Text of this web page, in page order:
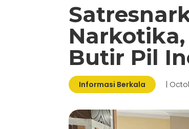
Butir Pil
Informasi Berkala |